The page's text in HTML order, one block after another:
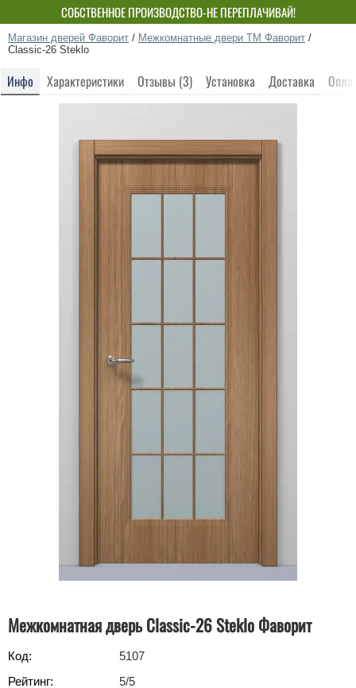
СОБСТВЕННОЕ ПРОИЗВОДСТВО-НЕ ПЕРЕПЛАЧИВАЙ!
Магазин дверей Фаворит / Межкомнатные двери ТМ Фаворит /
Classic-26 Steklo
Инфо Характеристики Отзывы (3) Установка Доставка
Межкомнатная дверь Classic-26 Steklo Фаворит
Код:
5107
Рейтинг:
5/5